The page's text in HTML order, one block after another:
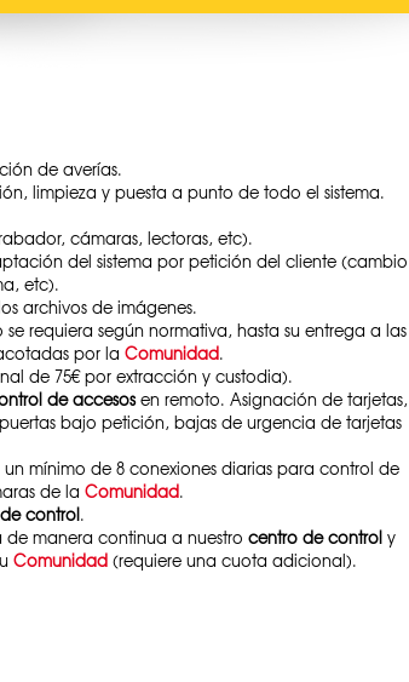
de averías.
limpieza y puesta a punto de todo el sistema.
cámaras, lectoras, etc).
del sistema por petición del cliente (cambio
etc).
archivos de imágenes.
requiera según normativa, hasta su entrega a las
por la Comunidad.
de 75€ por extracción y custodia).
de accesosen remoto. Asignación de tarjetas,
bajo petición, bajas de urgencia de tarjetas
mínimo de 8 conexiones diarias para control de
de la Comunidad.
control.
manera continua a nuestro centro de controly
Comunidad(requiere una cuota adicional).